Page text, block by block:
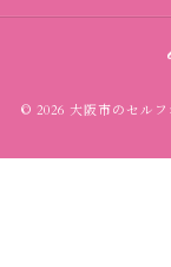
© 2026 大阪市のセル